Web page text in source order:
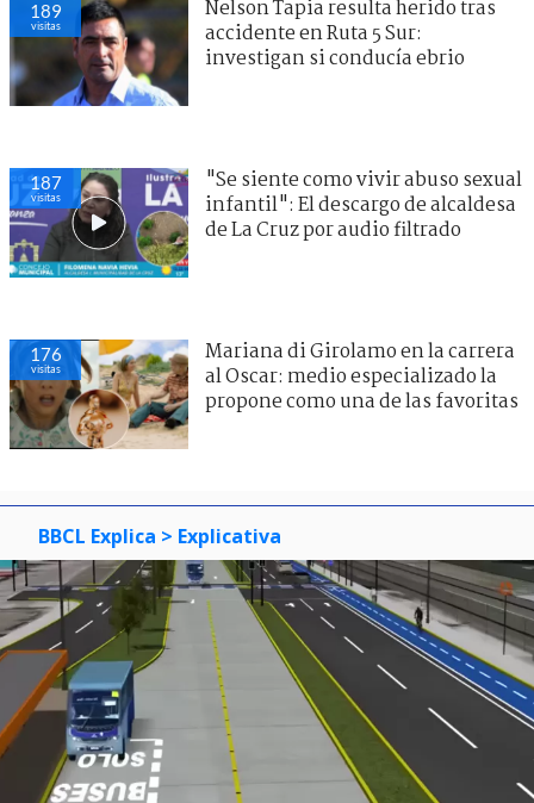
189
visitas
Nelson Tapia resulta herido tras
accidente en Ruta 5 Sur:
investigan si conducía ebrio
187
visitas
"Se siente como vivir abuso sexual
infantil": El descargo de alcaldesa
de La Cruz por audio filtrado
176
visitas
Mariana di Girolamo en la carrera
al Oscar: medio especializado la
propone como una de las favoritas
BBCL Explica > Explicativa